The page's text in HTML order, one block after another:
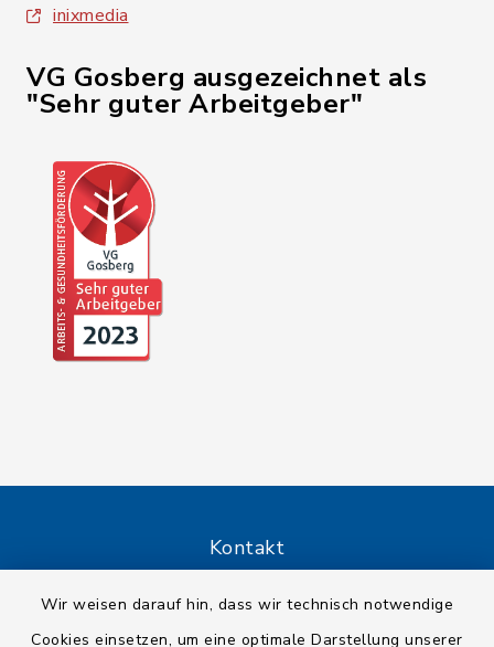
Wir weisen darauf hin, dass wir technisch notwendige
Cookies einsetzen, um eine optimale Darstellung unserer
inixmedia
VG Gosberg ausgezeichnet als
"Sehr guter Arbeitgeber"
Kontakt
Barrierefreiheit